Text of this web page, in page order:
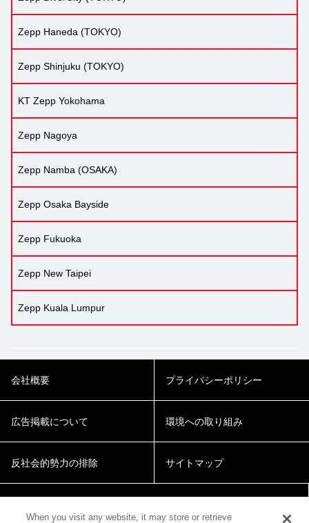
Zepp Haneda (TOKYO)
Zepp Shinjuku (TOKYO)
KT Zepp Yokohama
Zepp Nagoya
Zepp Namba (OSAKA)
Zepp Osaka Bayside
Zepp Fukuoka
Zepp New Taipei
Zepp Kuala Lumpur
会社概要 プライバシーポリシー
広告掲載について 環境への取り組み
反社会的勢力の排除 サイトマップ
When you visit any website, it may store or retrieve